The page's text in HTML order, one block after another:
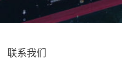
联系我们